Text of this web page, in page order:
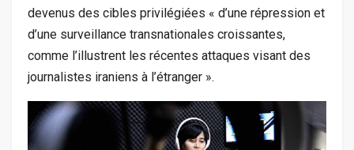
devenus des cibles privilégiées « d’une répression et
d’une surveillance transnationales croissantes,
comme l’illustrent les récentes attaques visant des
journalistes iraniens à l’étranger ».